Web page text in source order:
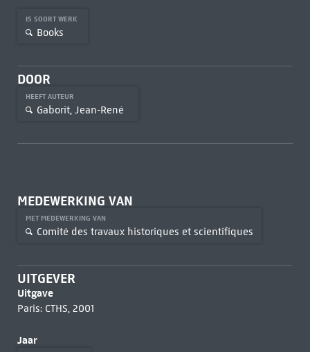
IS SOORT WERK
Books
DOOR
HEEFT AUTEUR
Gaborit, Jean-René
MEDEWERKING VAN
MET MEDEWERKING VAN
Comité des travaux historiques et scientifiques
UITGEVER
Uitgave
Paris: CTHS, 2001
Jaar